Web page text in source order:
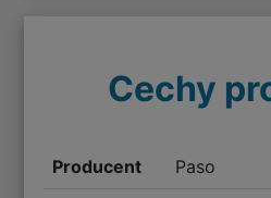
Cechy
Producent Paso